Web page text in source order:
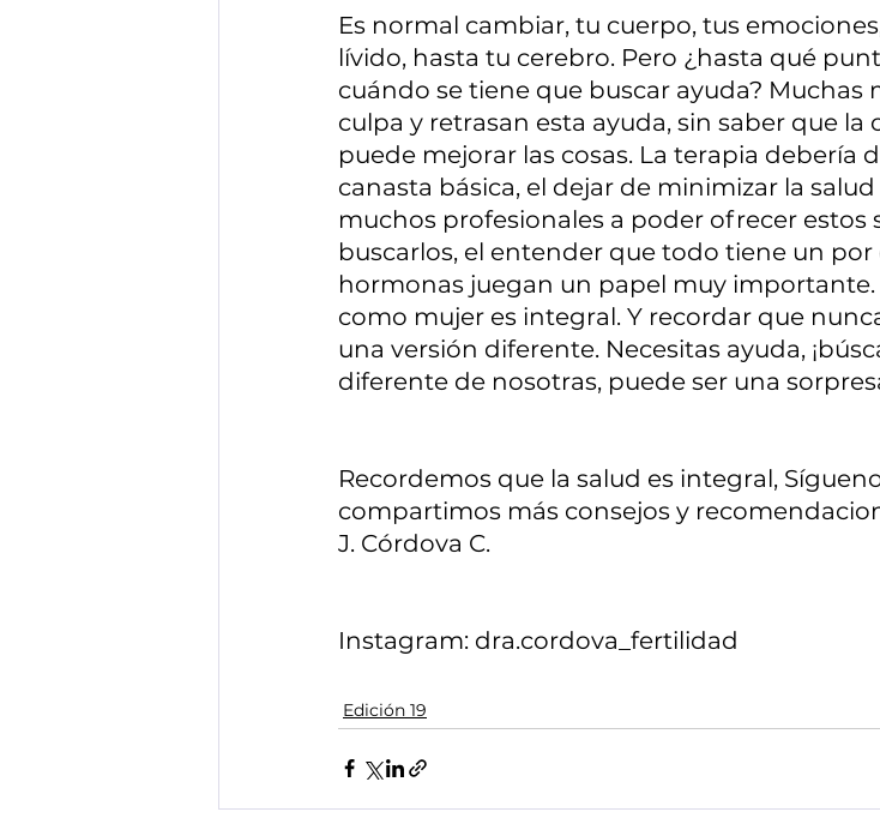
Es normal cambiar, tu cuerpo, tus
lívido, hasta tu cerebro. Pero ¿hasta qué
cuándo se tiene que buscar ayuda? Muchas
culpa y retrasan esta ayuda, sin saber que
puede mejorar las cosas. La terapia debería
canasta básica, el dejar de minimizar la
muchos profesionales a poder ofrecer estos
buscarlos, el entender que todo tiene un por
hormonas juegan un papel muy importante.
como mujer es integral. Y recordar que
una versión diferente. Necesitas ayuda,
diferente de nosotras, puede ser una
Recordemos que la salud es integral,
compartimos más consejos y
J. Córdova C.
Instagram: dra.cordova_fertilidad
Edición 19